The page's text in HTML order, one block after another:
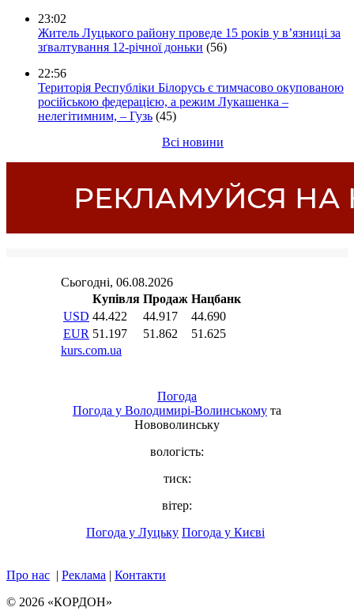
23:02
Житель Луцького району проведе 15 років у в’язниці за
зґвалтування 12-річної доньки (56)
22:56
Територія Республіки Білорусь є тимчасово окупованою
російською федерацією, а режим Лукашенка –
нелегітимним, – Гузь (45)
Всі новини
Погода
Погода у Володимирі-Волинському та
Нововолинську
вологість:
тиск:
вітер:
Погода у Луцьку Погода у Києві
Про нас | Реклама | Контакти
© 2026 «КОРДОН»